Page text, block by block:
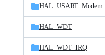
HAL_USART_Modem
HAL_WDT
HAL_WDT_IRQ